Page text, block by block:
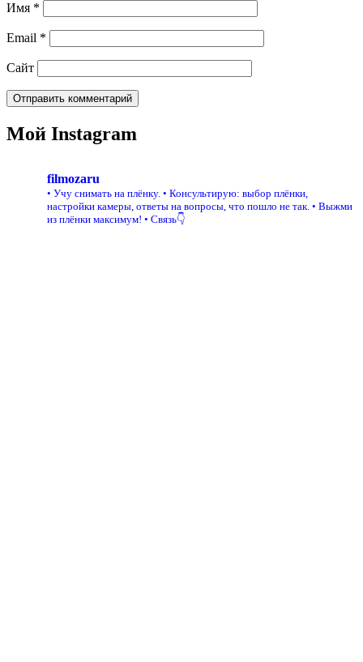
Имя *
Email *
Сайт
Мой Instagram
filmozaru
• Учу снимать на плёнку. • Консультирую: выбор плёнки,
настройки камеры, ответы на вопросы, что пошло не так. • Выжми
из плёнки максимум! • Связь👇